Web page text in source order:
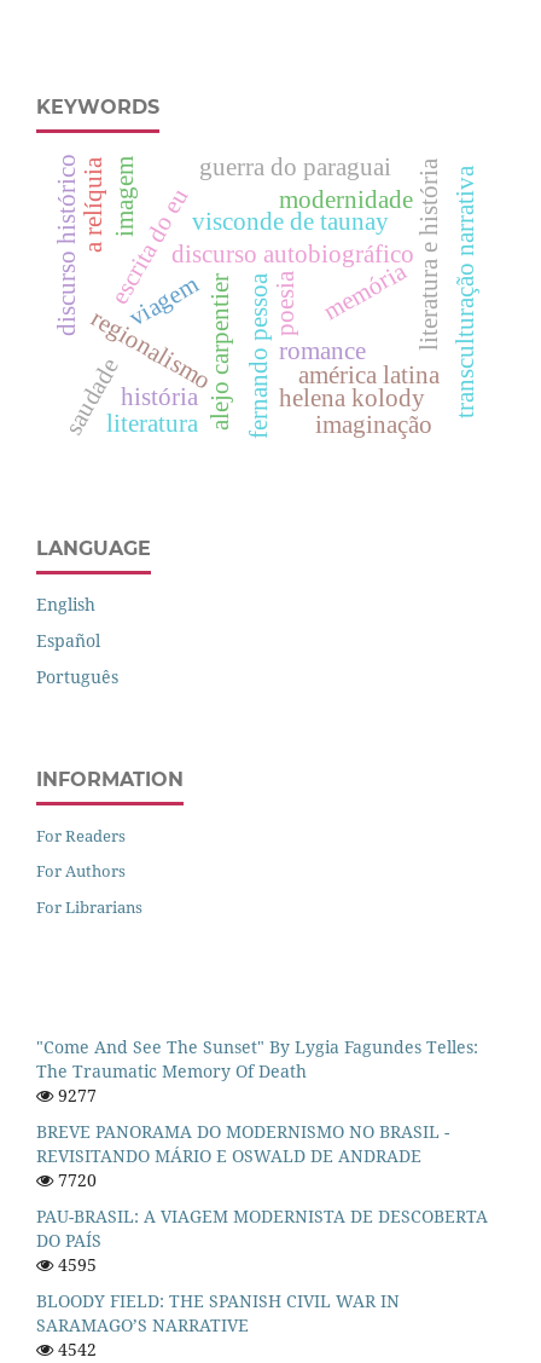
KEYWORDS
discurso autobiográfico
escrita do eu
fernando pessoa memória
alejo carpentier
literatura e história
romance
regionalismo américa latina transculturação narrativa
discurso histórico visconde de taunay
guerra do paraguai
helena kolody
poesia
imagem
história
saudade
modernidade
a relíquia
imaginação
viagem
literatura
LANGUAGE
English
Español
Português
INFORMATION
For Readers
For Authors
For Librarians
"Come And See The Sunset" By Lygia Fagundes Telles:
The Traumatic Memory Of Death
9277
BREVE PANORAMA DO MODERNISMO NO BRASIL -
REVISITANDO MÁRIO E OSWALD DE ANDRADE
7720
PAU-BRASIL: A VIAGEM MODERNISTA DE DESCOBERTA
DO PAÍS
4595
BLOODY FIELD: THE SPANISH CIVIL WAR IN
SARAMAGO’S NARRATIVE
4542